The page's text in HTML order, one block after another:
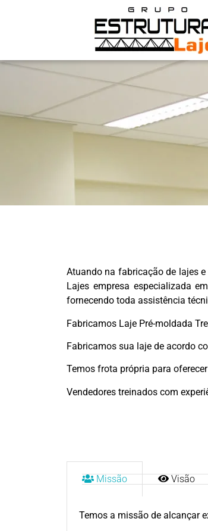
Atuando na fabricação de lajes
Lajes empresa especializada
fornecendo toda assistência
Fabricamos Laje Pré-moldada
Fabricamos sua laje de acordo
Temos frota própria para
Vendedores treinados com
Missão Visão
Temos a missão de alcançar